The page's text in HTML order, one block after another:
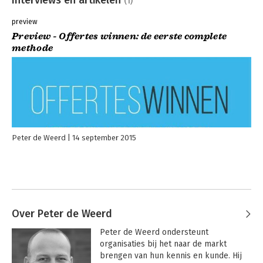
preview
Preview - Offertes winnen: de eerste complete
methode
Peter de Weerd 14 september 2015
Over Peter de Weerd
Peter de Weerd ondersteunt
organisaties bij het naar de markt
brengen van hun kennis en kunde. Hij